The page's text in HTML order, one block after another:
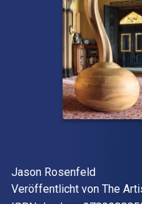
Autor(en)
Jason Rosenfeld
Verleger
Veröffentlicht von The